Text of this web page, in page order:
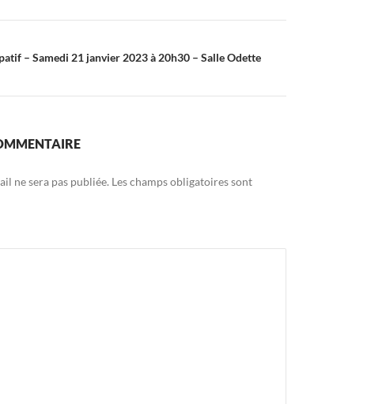
– Samedi 21 janvier 2023 à 20h30 – Salle Odette
ne sera pas publiée. Les champs obligatoires sont